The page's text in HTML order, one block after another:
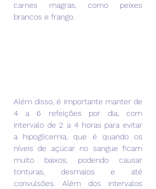
carnes magras, como peixes
brancos e frango.
Além disso, é importante manter de
4 a 6 refeições por dia, com
intervalo de 2 a 4 horas para evitar
a hipoglicemia, que é quando os
níveis de açúcar no sangue ficam
muito baixos, podendo causar
tonturas, desmaios e até
convulsões. Além dos intervalos